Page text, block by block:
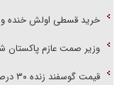
خرید قسطی اولش خنده
وزیر صمت عازم پاکستان
قیمت گوسفند زنده ۳۰ درصد کاهش یافت؛ گوشت ارزان نشد